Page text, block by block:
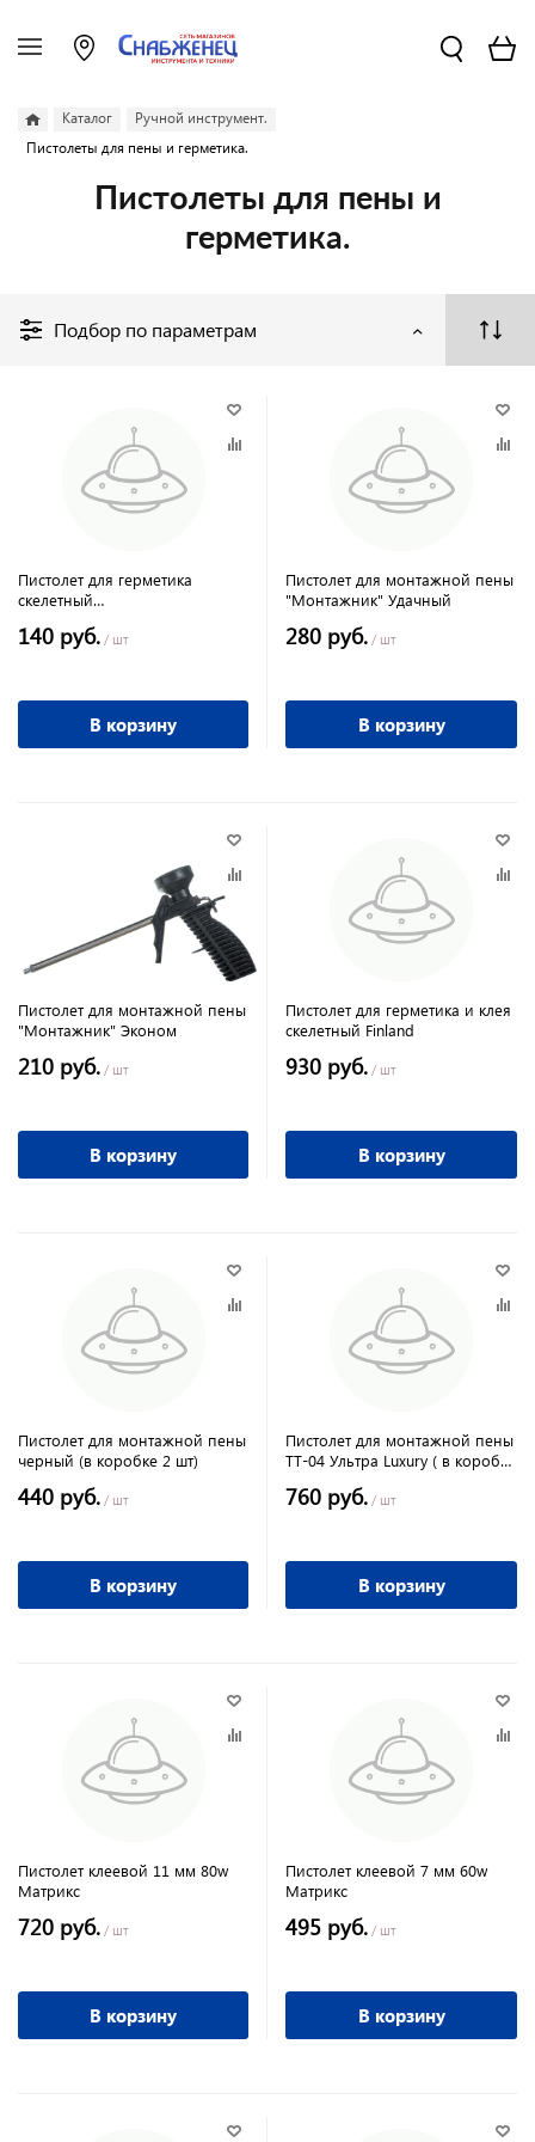
Каталог
Ручной инструмент.
Пистолеты для пены и герметика.
Пистолеты для пены и
герметика.
Подбор по параметрам
Пистолет для герметика
скелетный
140 руб. / шт
В корзину
Пистолет для монтажной пены
"Монтажник" Удачный
280 руб. / шт
В корзину
Пистолет для монтажной пены
"Монтажник" Эконом
210 руб. / шт
В корзину
Пистолет для герметика и клея
скелетный Finland
930 руб. / шт
В корзину
Пистолет для монтажной пены
черный (в коробке 2 шт)
440 руб. / шт
В корзину
Пистолет для монтажной пены
ТТ-04 Ультра Luxury ( в коробке
760 руб. / шт
В корзину
Пистолет клеевой 11 мм 80w
Матрикс
720 руб. / шт
В корзину
Пистолет клеевой 7 мм 60w
Матрикс
495 руб. / шт
В корзину